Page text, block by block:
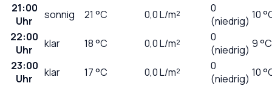
21:00
Uhr
sonnig 21 °C 0,0L/m²
0
(niedrig) 10
22:00
Uhr
klar 18°C 0,0L/m²
0
(niedrig) 9 °C
23:00
Uhr
klar 17°C 0,0L/m²
0
(niedrig) 10